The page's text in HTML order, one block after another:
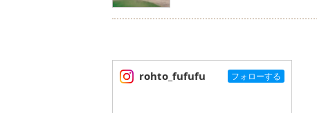
rohto_fufufu フォローする